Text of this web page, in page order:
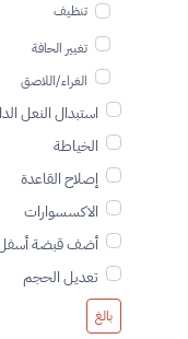
تنظيف
تغيير الحافة
الغراء/اللاصق
استبدال النعل
الخياطة
إصلاح القاعدة
الاكسسوارات
أضف قبضة أسفل
تعديل الحجم
بالغ